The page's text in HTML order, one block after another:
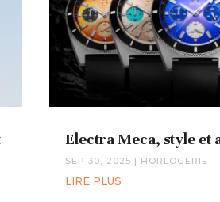
Electra Meca, style et
SEP 30, 2025 | HORLOGERIE
LIRE PLUS